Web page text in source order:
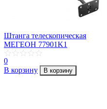
Штанга телескопическая
МЕГЕОН 77901K1
0
В корзину
В корзину